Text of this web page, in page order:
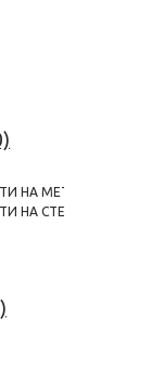
НА МЕТАЛЛЕ (2)
НА СТЕКЛЕ (5)